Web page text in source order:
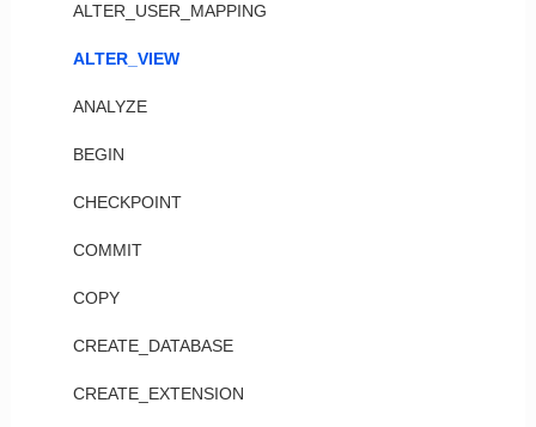
ALTER_USER_MAPPING
ALTER_VIEW
ANALYZE
BEGIN
CHECKPOINT
COMMIT
COPY
CREATE_DATABASE
CREATE_EXTENSION